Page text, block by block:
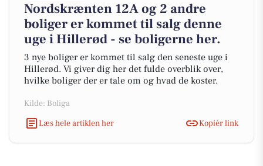
Nordskrænten 12A og 2 andre
boliger er kommet til salg denne
uge i Hillerød - se boligerne her.
3 nye boliger er kommet til salg den seneste uge i
Hillerød. Vi giver dig her det fulde overblik over,
hvilke boliger der er tale om og hvad de koster.
Kilde: Boliga
Læs hele artiklen her
Kopiér link